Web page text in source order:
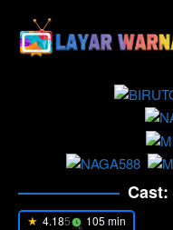
content
Cast:
4.185 105 min